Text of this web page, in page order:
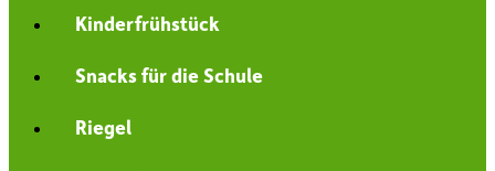
Kinderfrühstück
Snacks für die Schule
Riegel